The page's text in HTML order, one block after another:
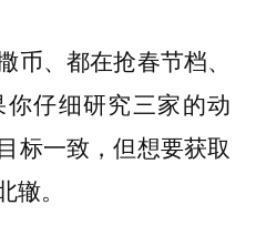
币、都在抢春节档、
仔细研究三家的动
标一致，但想要获取
。